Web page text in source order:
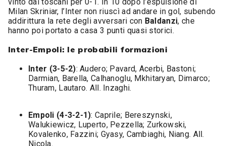
Milan Skriniar, l’Inter non riuscì ad andare in gol, subendo
addirittura la rete degli avversari con Baldanzi, che
hanno poi portato a casa 3 punti quasi storici.
Inter-Empoli: le probabili formazioni
Inter (3-5-2): Audero; Pavard, Acerbi, Bastoni;
Darmian, Barella, Calhanoglu, Mkhitaryan, Dimarco;
Thuram, Lautaro. All. Inzaghi.
Empoli (4-3-2-1): Caprile; Bereszynski,
Walukiewicz, Luperto, Pezzella; Zurkowski,
Kovalenko, Fazzini; Gyasy, Cambiaghi, Niang. All.
Nicola.